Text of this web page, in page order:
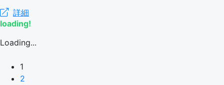
詳細
loading!
Loading...
1
2